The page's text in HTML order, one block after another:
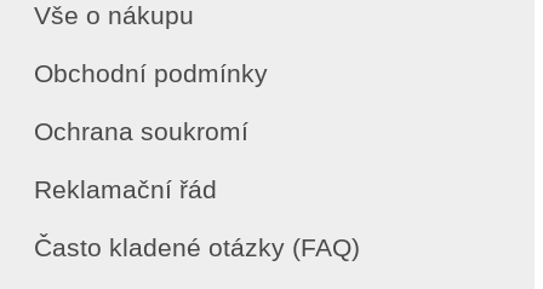
Vše o nákupu
Obchodní podmínky
Ochrana soukromí
Reklamační řád
Často kladené otázky (FAQ)